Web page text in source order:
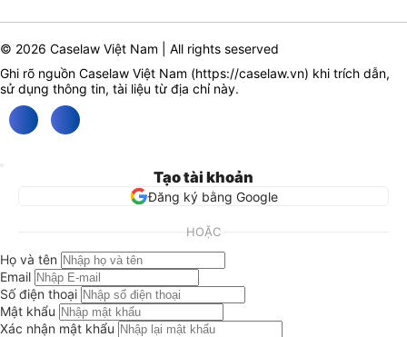
© 2026 Caselaw Việt Nam | All rights seserved
Ghi rõ nguồn Caselaw Việt Nam (https://caselaw.vn) khi trích dẫn,
sử dụng thông tin, tài liệu từ địa chỉ này.
Tạo tài khoản
Đăng ký bằng Google
HOẶC
Họ và tên
Email
Số điện thoại
Mật khẩu
Xác nhận mật khẩu